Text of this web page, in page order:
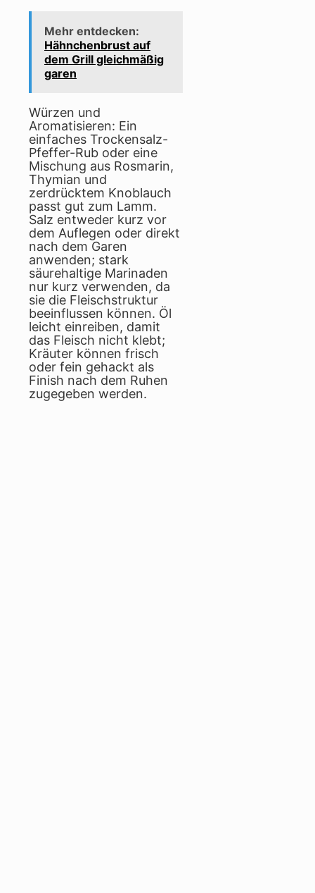
Mehr entdecken:
Hähnchenbrust auf
dem Grill gleichmäßig
garen
Würzen und
Aromatisieren: Ein
einfaches Trockensalz-
Pfeffer-Rub oder eine
Mischung aus Rosmarin,
Thymian und
zerdrücktem Knoblauch
passt gut zum Lamm.
Salz entweder kurz vor
dem Auflegen oder direkt
nach dem Garen
anwenden; stark
säurehaltige Marinaden
nur kurz verwenden, da
sie die Fleischstruktur
beeinflussen können. Öl
leicht einreiben, damit
das Fleisch nicht klebt;
Kräuter können frisch
oder fein gehackt als
Finish nach dem Ruhen
zugegeben werden.